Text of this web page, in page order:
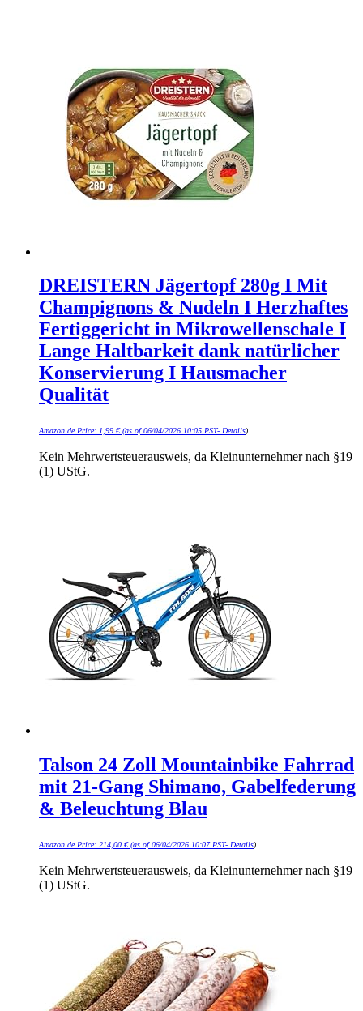
DREISTERN Jägertopf 280g I Mit
Champignons & Nudeln I Herzhaftes
Fertiggericht in Mikrowellenschale I
Lange Haltbarkeit dank natürlicher
Konservierung I Hausmacher
Qualität
Amazon.de Price: 1,99 €(as of 06/04/2026 10:05 PST- Details)
Kein Mehrwertsteuerausweis, da Kleinunternehmer nach §19
(1) UStG.
Talson 24 Zoll Mountainbike Fahrrad
mit 21-Gang Shimano, Gabelfederung
& Beleuchtung Blau
Amazon.de Price: 214,00 €(as of 06/04/2026 10:07 PST- Details)
Kein Mehrwertsteuerausweis, da Kleinunternehmer nach §19
(1) UStG.